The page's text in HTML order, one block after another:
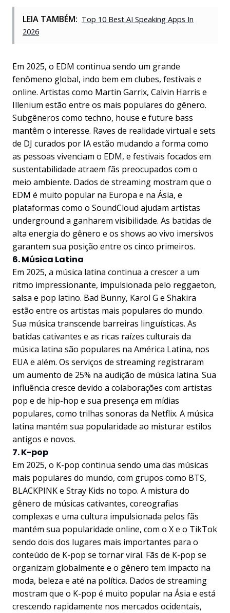
LEIA TAMBÉM: Top 10 Best AI Speaking Apps In
2026
Em 2025, o EDM continua sendo um grande
fenômeno global, indo bem em clubes, festivais e
online. Artistas como Martin Garrix, Calvin Harris e
Illenium estão entre os mais populares do gênero.
Subgêneros como techno, house e future bass
mantêm o interesse. Raves de realidade virtual e sets
de DJ curados por IA estão mudando a forma como
as pessoas vivenciam o EDM, e festivais focados em
sustentabilidade atraem fãs preocupados com o
meio ambiente. Dados de streaming mostram que o
EDM é muito popular na Europa e na Ásia, e
plataformas como o SoundCloud ajudam artistas
underground a ganharem visibilidade. As batidas de
alta energia do gênero e os shows ao vivo imersivos
garantem sua posição entre os cinco primeiros.
6. Música Latina
Em 2025, a música latina continua a crescer a um
ritmo impressionante, impulsionada pelo reggaeton,
salsa e pop latino. Bad Bunny, Karol G e Shakira
estão entre os artistas mais populares do mundo.
Sua música transcende barreiras linguísticas. As
batidas cativantes e as ricas raízes culturais da
música latina são populares na América Latina, nos
EUA e além. Os serviços de streaming registraram
um aumento de 25% na audição de música latina. Sua
influência cresce devido a colaborações com artistas
pop e de hip-hop e sua presença em mídias
populares, como trilhas sonoras da Netflix. A música
latina mantém sua popularidade ao misturar estilos
antigos e novos.
7. K-pop
Em 2025, o K-pop continua sendo uma das músicas
mais populares do mundo, com grupos como BTS,
BLACKPINK e Stray Kids no topo. A mistura do
gênero de músicas cativantes, coreografias
complexas e uma cultura impulsionada pelos fãs
mantém sua popularidade online, com o X e o TikTok
sendo dois dos lugares mais importantes para o
conteúdo de K-pop se tornar viral. Fãs de K-pop se
organizam globalmente e o gênero tem impacto na
moda, beleza e até na política. Dados de streaming
mostram que o K-pop é muito popular na Ásia e está
crescendo rapidamente nos mercados ocidentais,